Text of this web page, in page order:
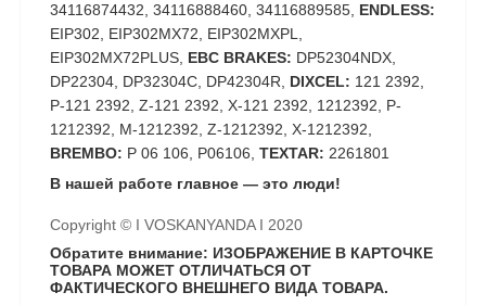
34116874432, 34116888460, 34116889585, ENDLESS:
EIP302, EIP302MX72, EIP302MXPL,
EIP302MX72PLUS, EBC BRAKES: DP52304NDX,
DP22304, DP32304C, DP42304R, DIXCEL: 121 2392,
P-121 2392, Z-121 2392, X-121 2392, 1212392, P-
1212392, M-1212392, Z-1212392, X-1212392,
BREMBO: P 06 106, P06106, TEXTAR: 2261801
В нашей работе главное — это люди!
Copyright © I VOSKANYANDA I 2020
Обратите внимание: ИЗОБРАЖЕНИЕ В КАРТОЧКЕ
ТОВАРА МОЖЕТ ОТЛИЧАТЬСЯ ОТ
ФАКТИЧЕСКОГО ВНЕШНЕГО ВИДА ТОВАРА.